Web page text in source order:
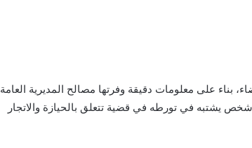
بناء على معلومات دقيقة وفرتها مصالح المديرية العامة
الأربعاء 14 نونبر، من توقيف شخص يشتبه في تورطه في قضية تتعلق بالحيازة والاتجار